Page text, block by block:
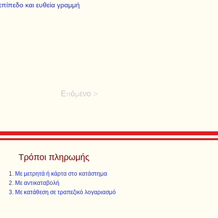
και ευθεία γραμμή
Επόμενο >
Τρόποι πληρωμής
Με μετρητά ή κάρτα στο κατάστημα
Με αντικαταβολή
Με κατάθεση σε τραπεζικό λογαριασμό